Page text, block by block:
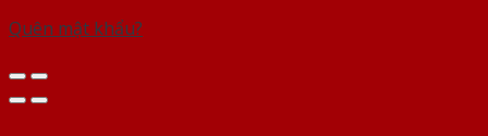
Quên mật khẩu?